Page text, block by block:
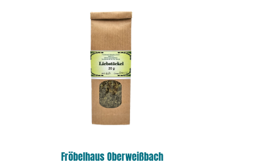
Fröbelhaus Oberweißbach